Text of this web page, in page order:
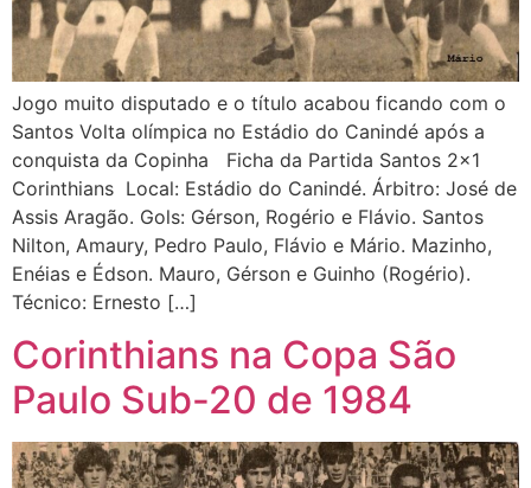
Jogo muito disputado e o título acabou ficando com o
Santos Volta olímpica no Estádio do Canindé após a
conquista da Copinha Ficha da Partida Santos 2×1
Corinthians Local: Estádio do Canindé. Árbitro: José de
Assis Aragão. Gols: Gérson, Rogério e Flávio. Santos
Nilton, Amaury, Pedro Paulo, Flávio e Mário. Mazinho,
Enéias e Édson. Mauro, Gérson e Guinho (Rogério).
Técnico: Ernesto […]
Corinthians na Copa São
Paulo Sub-20 de 1984